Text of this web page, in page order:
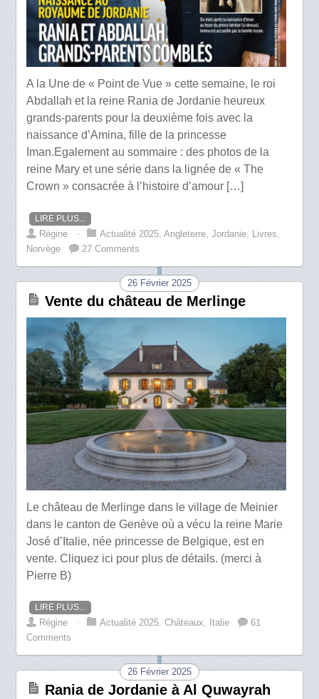
A la Une de « Point de Vue » cette semaine, le roi
Abdallah et la reine Rania de Jordanie heureux
grands-parents pour la deuxième fois avec la
naissance d’Amina, fille de la princesse
Iman.Egalement au sommaire : des photos de la
reine Mary et une série dans la lignée de « The
Crown » consacrée à l’histoire d’amour […]
LIRE PLUS...
Régine ⋅ Actualité 2025 ,Angleterre ,Jordanie Livres
Norvège
27 Comments
26 Février 2025
Vente du château de Merlinge
Le château de Merlinge dans le village de Meinier
dans le canton de Genève où a vécu la reine Marie
José d’Italie, née princesse de Belgique, est en
vente. Cliquez ici pour plus de détails. (merci à
Pierre B)
LIRE PLUS...
Régine ⋅ Actualité 2025,Châteaux, Italie
61
Comments
26 Février 2025
Rania de Jordanie à Al Quwayrah